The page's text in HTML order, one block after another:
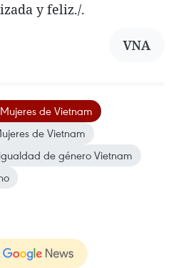
y feliz./.
VNA
de Vietnam
de Vietnam
de género Vietnam